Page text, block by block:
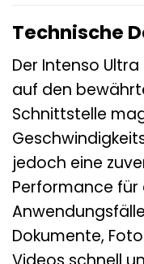
Technische
Der Intenso Ultra
auf den
Schnittstelle
jedoch eine
Performance für
Dokumente,